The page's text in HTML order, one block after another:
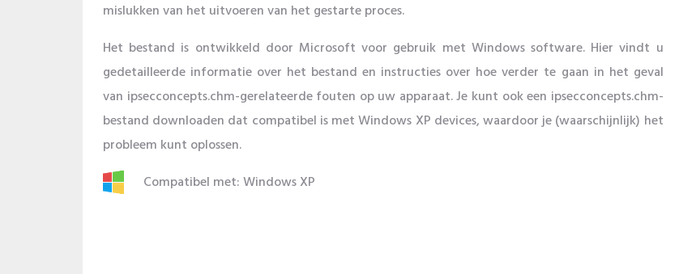
mislukken van het uitvoeren van het gestarte proces.
Het bestand is ontwikkeld door Microsoft voor gebruik met Windows software. Hier vindt u
gedetailleerde informatie over het bestand en instructies over hoe verder te gaan in het geval
van ipsecconcepts.chm-gerelateerde fouten op uw apparaat. Je kunt ook een ipsecconcepts.chm-
bestand downloaden dat compatibel is met Windows XP devices, waardoor je (waarschijnlijk) het
probleem kunt oplossen.
Compatibel met: Windows XP